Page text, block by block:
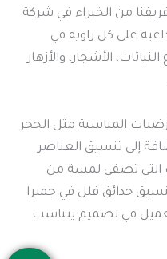
من الخبراء في شركة
على كل زاوية في
الأشجار، والأزهار
المناسبة مثل الحجر
إلى تنسيق العناصر
التي تضفي لمسة من
حدائق فلل في جميرا
في تصميم يتناسب